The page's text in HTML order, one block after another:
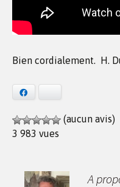
Bien cordialement. H.
(aucun avis)
3 983 vues
A